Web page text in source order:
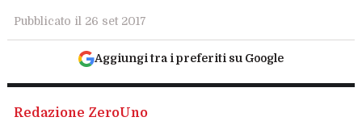
Pubblicato il 26 set 2017
Aggiungi tra i preferiti su Google
Redazione ZeroUno